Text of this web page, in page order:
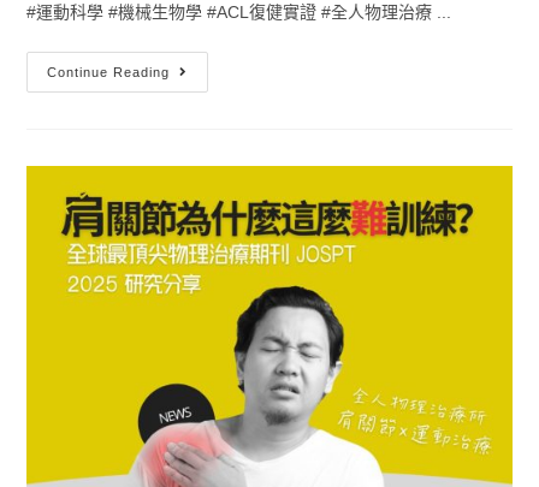
#運動科學 #機械生物學 #ACL復健實證 #全人物理治療 ...
Continue Reading